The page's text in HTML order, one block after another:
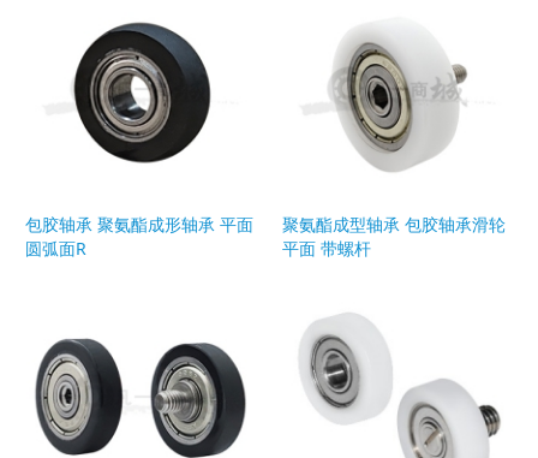
包胶轴承 聚氨酯成形轴承 平面
圆弧面R
聚氨酯成型轴承 包胶轴承滑轮
平面 带螺杆